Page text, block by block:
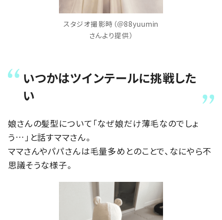
スタジオ撮影時（＠88yuumin
さんより提供）
いつかはツインテールに挑戦した
い
娘さんの髪型について「なぜ娘だけ薄毛なのでしょ
う…」と話すママさん。
ママさんやパパさんは毛量多めとのことで、なにやら不
思議そうな様子。